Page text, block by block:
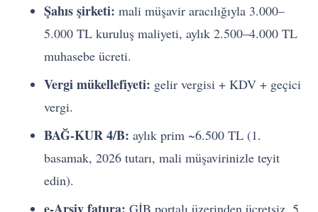
Şahıs şirketi: mali müşavir aracılığıyla 3.000–
5.000 TL kuruluş maliyeti, aylık 2.500–4.000 TL
muhasebe ücreti.
Vergi mükellefiyeti: gelir vergisi + KDV + geçici
vergi.
BAĞ-KUR 4/B: aylık prim ~6.500 TL (1.
basamak, 2026 tutarı, mali müşavirinizle teyit
edin).
e-Arşiv fatura: GİB portalı üzerinden ücretsiz, 5